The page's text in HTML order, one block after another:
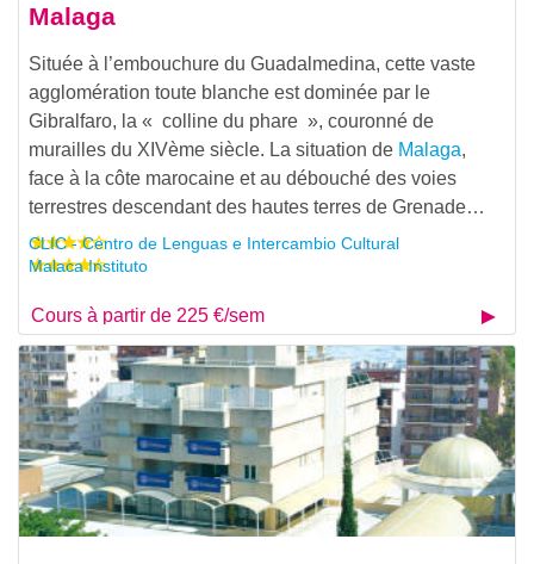
Malaga
Située à l’embouchure du Guadalmedina, cette vaste
agglomération toute blanche est dominée par le
Gibralfaro, la « colline du phare », couronné de
murailles du XIVème siècle. La situation de Malaga,
face à la côte marocaine et au débouché des voies
terrestres descendant des hautes terres de Grenade…
CLIC - Centro de Lenguas e Intercambio Cultural
Malaca Instituto
Cours à partir de 225 €/sem